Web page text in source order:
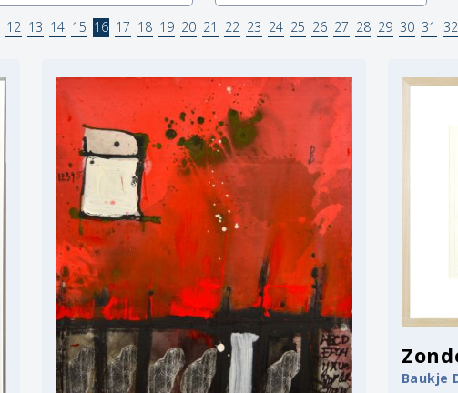
12 13 14 15 16 17 18 19 20 21 22 23 24 25 26 27 28 29 30 31 32
Baukje